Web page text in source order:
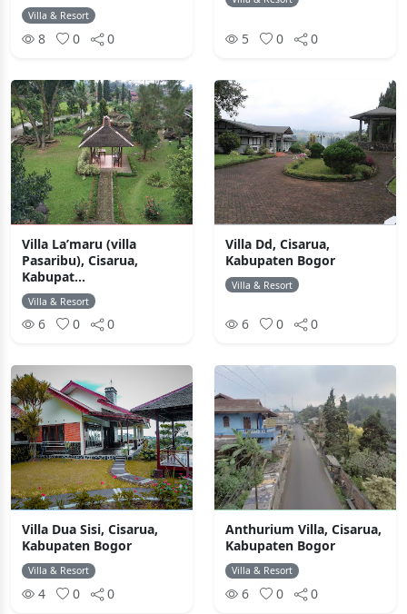
Villa & Resort
8 0 0 5 0 0
Villa La’maru (villa
Pasaribu), Cisarua,
Kabupat...
Villa & Resort
6 0 0
Villa Dd, Cisarua,
Kabupaten Bogor
Villa & Resort
6 0 0
Villa Dua Sisi, Cisarua,
Kabupaten Bogor
Villa & Resort
4 0 0
Anthurium Villa, Cisarua,
Kabupaten Bogor
Villa & Resort
6 0 0